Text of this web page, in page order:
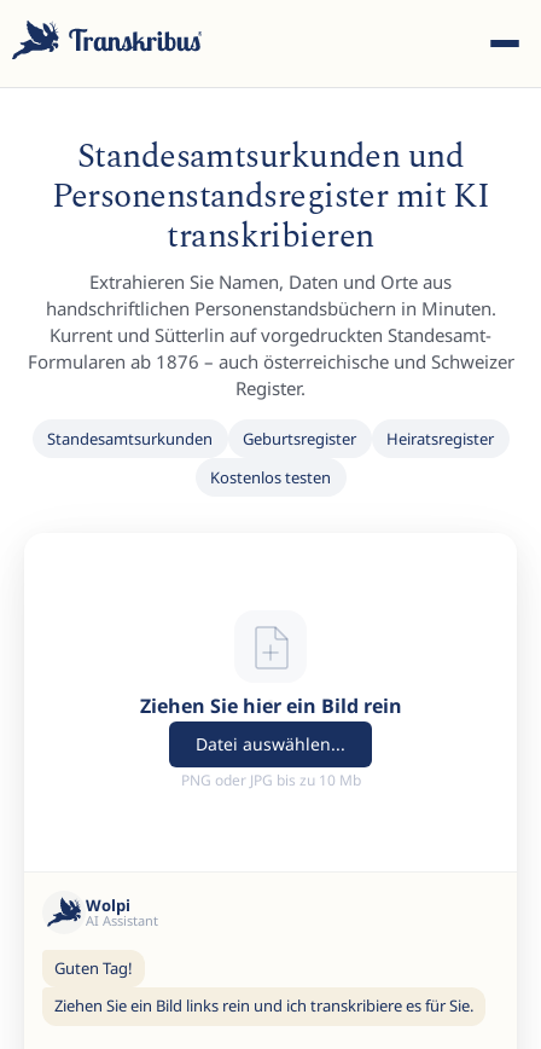
Tippen Sie, um in Modellen, Sites und Blog-Beiträgen zu
suchen...
Standesamtsurkunden und
Personenstandsregister mit KI
transkribieren
Extrahieren Sie Namen, Daten und Orte aus
handschriftlichen Personenstandsbüchern in Minuten.
Kurrent und Sütterlin auf vorgedruckten Standesamt-
Formularen ab 1876 – auch österreichische und Schweizer
Register.
Standesamtsurkunden Geburtsregister
Heiratsregister
Kostenlos testen
Ziehen Sie hier ein Bild rein
Datei auswählen...
PNG oder JPG bis zu 10 Mb
Wolpi
AI Assistant
Guten Tag!
Ziehen Sie ein Bild links rein und ich transkribiere es für Sie.